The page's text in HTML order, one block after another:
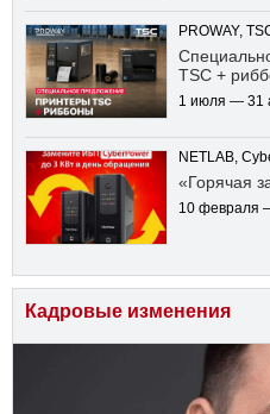
PROWAY,
TSC +
1 июля — 31
NETLAB,
«Горячая
10 февраля
Кадровые изменения